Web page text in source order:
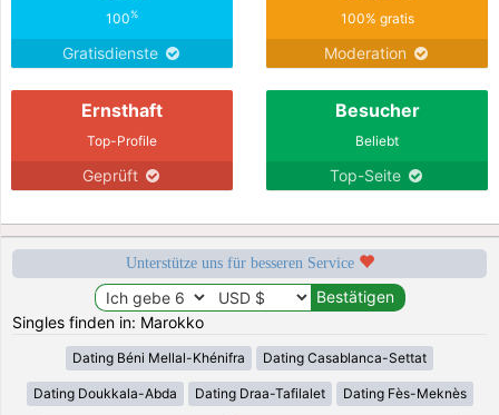
100%
Gratisdienste
100% gratis
Moderation
Ernsthaft
Top-Profile
Geprüft
Besucher
Beliebt
Top-Seite
Unterstütze uns für besseren Service
Singles finden in: Marokko
Dating Béni Mellal-Khénifra Dating Casablanca-Settat
Dating Doukkala-Abda Dating Draa-Tafilalet Dating Fès-Meknès